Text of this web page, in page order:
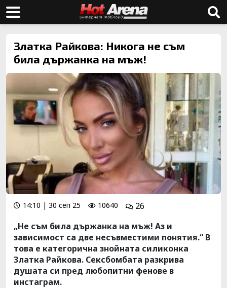
Златка Райкова: Никога не съм
била държанка на мъж!
14:10 | 30 сеп 25 10640
26
„Не съм била държанка на мъж! Аз и
зависимост са две несъвместими понятия.“ В
това е категорична знойната силиконка
Златка Райкова. Сексбомбата разкрива
душата си пред любопитни фенове в
инстаграм.